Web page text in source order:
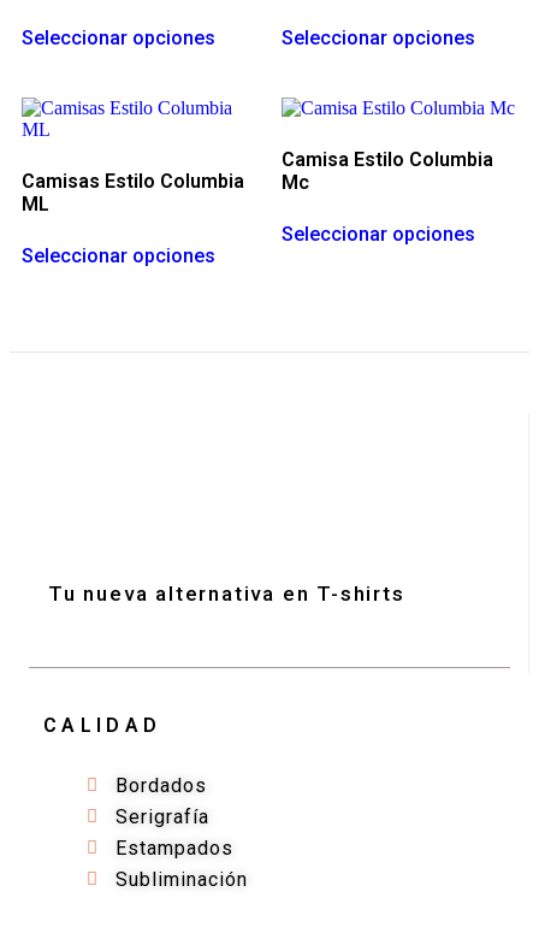
Seleccionar opciones Seleccionar opciones
Camisas Estilo Columbia
ML
Seleccionar opciones
Camisa Estilo Columbia
Mc
Seleccionar opciones
Tu nueva alternativa en T-shirts
CALIDAD
Bordados
Serigrafía
Estampados
Subliminación